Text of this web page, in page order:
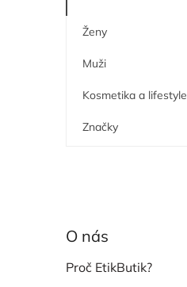
í
Ženy
Muži
Kosmetika a lifestyle
Značky
O nás
Proč EtikButik?